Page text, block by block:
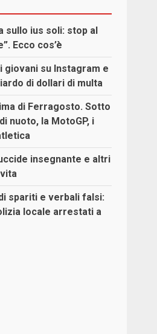
sullo ius soli: stop al
Ecco cos’è
giovani su Instagram e
di dollari di multa
di Ferragosto. Sotto
nuoto, la MotoGP, i
insegnante e altri
spariti e verbali falsi:
locale arrestati a